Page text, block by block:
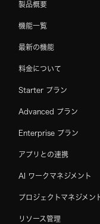
製品概要
機能一覧
最新の機能
料金について
Starter プラン
Advanced プラン
Enterprise プラン
アプリとの連携
AI ワークマネジメント
プロジェクトマネジメン
リソース管理